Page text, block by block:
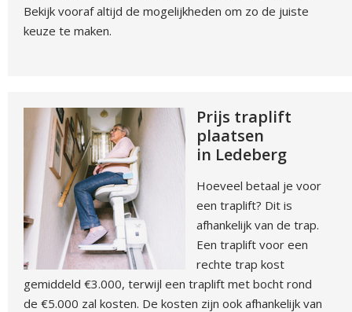
Bekijk vooraf altijd de mogelijkheden om zo de juiste
keuze te maken.
Prijs traplift
plaatsen
in Ledeberg
Hoeveel betaal je voor
een traplift? Dit is
afhankelijk van de trap.
Een traplift voor een
rechte trap kost
gemiddeld €3.000, terwijl een traplift met bocht rond
de €5.000 zal kosten. De kosten zijn ook afhankelijk van